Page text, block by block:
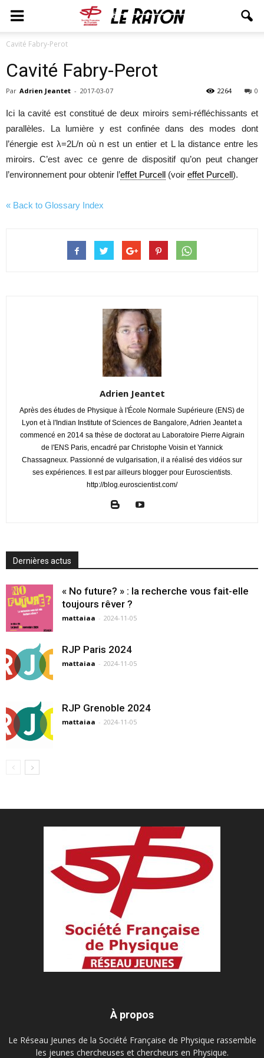
Cavité Fabry-Perot
Cavité Fabry-Perot
Par Adrien Jeantet - 2017-03-07 0
2264
Ici la cavité est constitué de deux miroirs semi-réfléchissants et
parallèles. La lumière y est confinée dans des modes dont
l’énergie est λ=2L/n où n est un entier et L la distance entre les
miroirs. C’est avec ce genre de dispositif qu’on peut changer
l’environnement pour obtenir l’effet Purcell (voir effet Purcell).
« Back to Glossary Index
Adrien Jeantet
Après des études de Physique à l'École Normale Supérieure (ENS) de
Lyon et à l'Indian Institute of Sciences de Bangalore, Adrien Jeantet a
commencé en 2014 sa thèse de doctorat au Laboratoire Pierre Aigrain
de l'ENS Paris, encadré par Christophe Voisin et Yannick
Chassagneux. Passionné de vulgarisation, il a réalisé des vidéos sur
ses expériences. Il est par ailleurs blogger pour Euroscientists.
http://blog.euroscientist.com/
Dernières actus
« No future? » : la recherche vous fait-elle
toujours rêver ?
mattaiaa - 2024-11-05
RJP Paris 2024
mattaiaa - 2024-11-05
RJP Grenoble 2024
mattaiaa - 2024-11-05
À propos
Le Réseau Jeunes de la Société Française de Physique rassemble
les jeunes chercheuses et chercheurs en Physique.